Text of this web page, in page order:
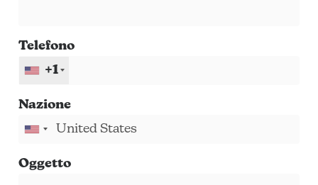
Telefono
+1
Nazione
Oggetto